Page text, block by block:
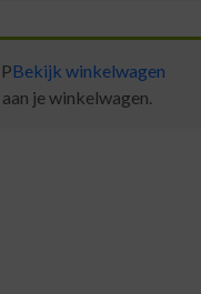
Bekijk winkelwagen
je winkelwagen.